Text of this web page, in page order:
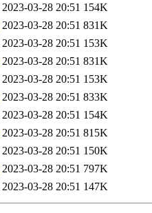
2023-03-28 20:51 154K
2023-03-28 20:51 831K
2023-03-28 20:51 153K
2023-03-28 20:51 831K
2023-03-28 20:51 153K
2023-03-28 20:51 833K
2023-03-28 20:51 154K
2023-03-28 20:51 815K
2023-03-28 20:51 150K
2023-03-28 20:51 797K
2023-03-28 20:51 147K